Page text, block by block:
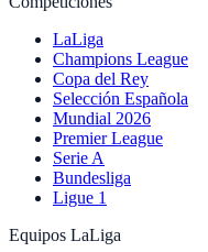
LaLiga
Champions League
Copa del Rey
Selección Española
Mundial 2026
Premier League
Serie A
Bundesliga
Ligue 1
Equipos LaLiga